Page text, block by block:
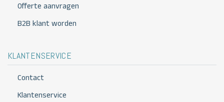
Offerte aanvragen
B2B klant worden
KLANTENSERVICE
Contact
Klantenservice